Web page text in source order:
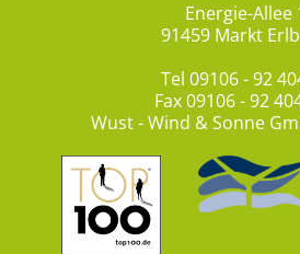
Energie-Allee
91459 Markt
Tel 09106 - 92
Fax 09106 - 92
Wust - Wind & Sonne